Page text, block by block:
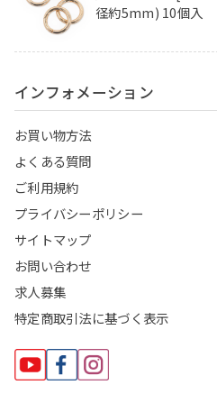
径約5mm) 10個入
インフォメーション
お買い物方法
よくある質問
ご利用規約
プライバシーポリシー
サイトマップ
お問い合わせ
求人募集
特定商取引法に基づく表示